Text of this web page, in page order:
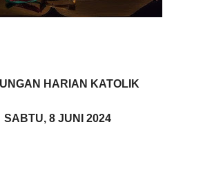
HARIAN KATOLIK
SABTU, 8 JUNI 2024